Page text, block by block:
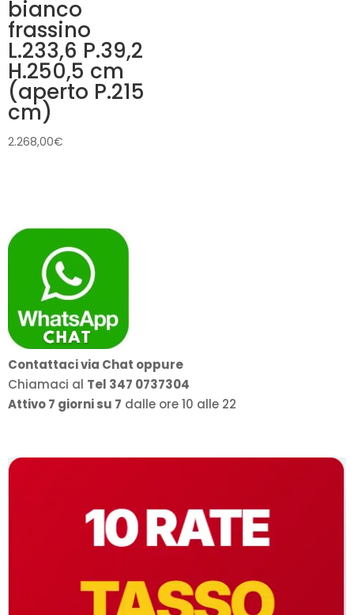
bianco
frassino
L.233,6 P.39,2
H.250,5 cm
(aperto P.215
cm)
2.268,00€
Contattaci via Chat oppure
Chiamaci al Tel 347 0737304
Attivo 7 giorni su 7 dalle ore 10 alle 22